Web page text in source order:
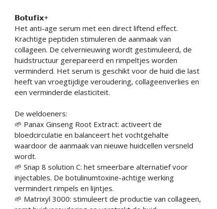
𝗕𝗼𝘁𝘂𝗳𝗶𝘅+
Het anti-age serum met een direct liftend effect.
Krachtige peptiden stimuleren de aanmaak van
collageen. De celvernieuwing wordt gestimuleerd, de
huidstructuur gerepareerd en rimpeltjes worden
verminderd. Het serum is geschikt voor de huid die last
heeft van vroegtijdige veroudering, collageenverlies en
een verminderde elasticiteit.
De weldoeners:
🌱 Panax Ginseng Root Extract: activeert de
bloedcirculatie en balanceert het vochtgehalte
waardoor de aanmaak van nieuwe huidcellen versneld
wordt.
🌱 Snap 8 solution C: het smeerbare alternatief voor
injectables. De botulinumtoxine-achtige werking
vermindert rimpels en lijntjes.
🌱 Matrixyl 3000: stimuleert de productie van collageen,